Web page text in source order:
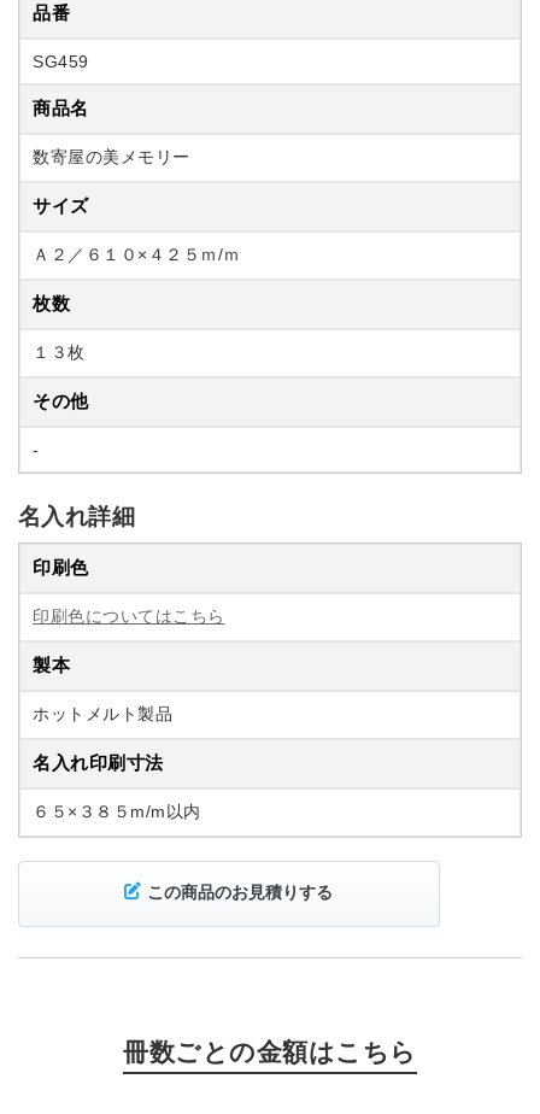
品番
SG459
商品名
数寄屋の美メモリー
サイズ
Ａ２／６１０×４２５ｍ/ｍ
枚数
１３枚
その他
-
名入れ詳細
印刷色
印刷色についてはこちら
製本
ホットメルト製品
名入れ印刷寸法
６５×３８５m/m以内
この商品のお見積りする
冊数ごとの金額はこちら